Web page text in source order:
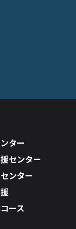
ター
センター
ンター
ース